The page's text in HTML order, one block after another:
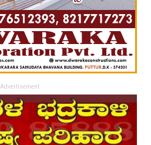
Advertisement